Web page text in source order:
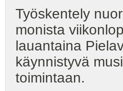
Työskentely
monista
lauantaina
käynnistyvä
toimintaan.